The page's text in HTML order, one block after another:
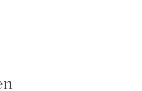
des éléments
de vie unique et
de parking au